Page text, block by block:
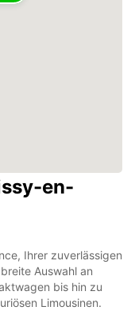
en-
Ihrer zuverlässigen
Auswahl an
bis hin zu
Limousinen.